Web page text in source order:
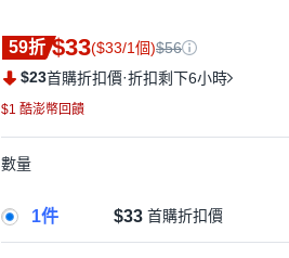
59折 $33($33/1個)$56
$23首購折扣價·折扣剩下6小時
$1 酷澎幣回饋
數量
1件 $33 首購折扣價